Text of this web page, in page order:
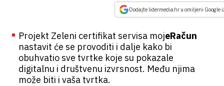
Dodajte lidermedia.hr u omiljeni Google
Projekt Zeleni certifikat servisa mojeRačun
nastavit će se provoditi i dalje kako bi
obuhvatio sve tvrtke koje su pokazale
digitalnu i društvenu izvrsnost. Među njima
može biti i vaša tvrtka.